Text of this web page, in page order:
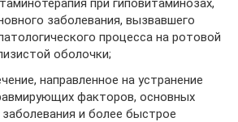
при гиповитаминозах,
заболевания, вызвавшего
процесса на ротовой
оболочки;
направленное на устранение
факторов, основных
и более быстрое